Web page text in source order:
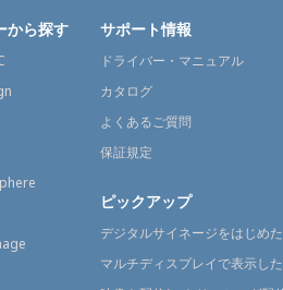
から探す サポート情報
ドライバー・マニュアル
カタログ
よくあるご質問
保証規定
ピックアップ
デジタルサイネージをはじめ
マルチディスプレイで表示し